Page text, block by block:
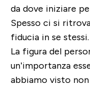
da dove iniziare
Spesso ci si
fiducia in se stessi.
La figura del
un’importanza
abbiamo visto